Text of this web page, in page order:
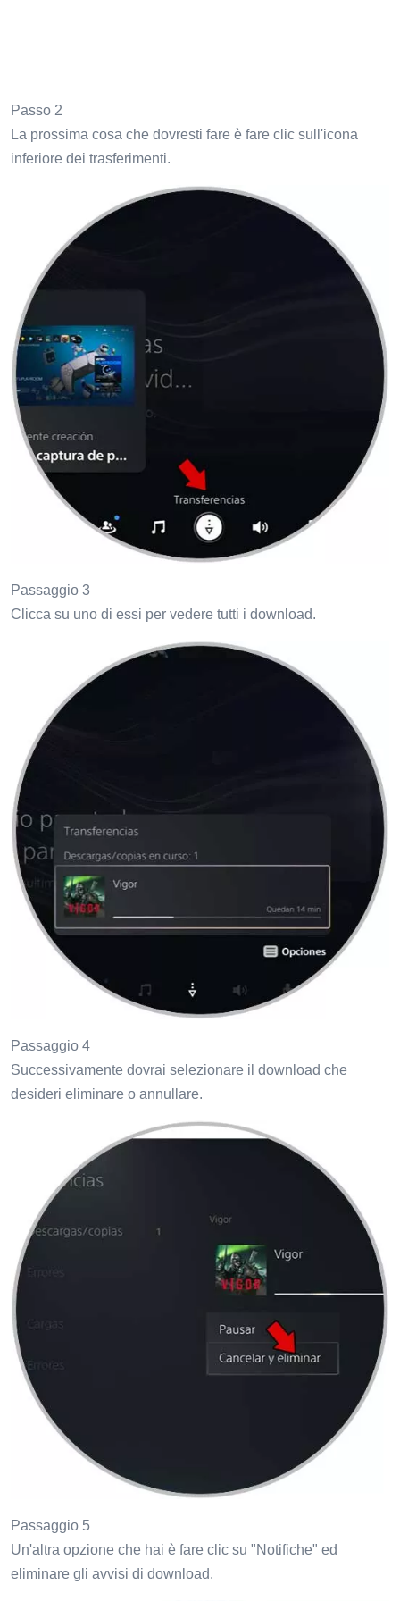
Passo 2
La prossima cosa che dovresti fare è fare clic sull'icona
inferiore dei trasferimenti.
Passaggio 3
Clicca su uno di essi per vedere tutti i download.
Passaggio 4
Successivamente dovrai selezionare il download che
desideri eliminare o annullare.
Passaggio 5
Un'altra opzione che hai è fare clic su "Notifiche" ed
eliminare gli avvisi di download.